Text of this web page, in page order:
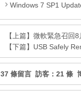
Windows 7 SP1 Update
【上篇】 微軟緊急召回
【下篇】 USB Safely
37 條留言 訪客：21 條